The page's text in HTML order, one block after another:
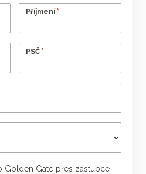
Příjmení *
PSČ *
Golden Gate přes zástupce
Příjmení poradce